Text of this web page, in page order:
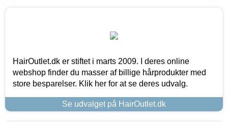
HairOutlet.dk er stiftet i marts 2009. I deres online
webshop finder du masser af billige hårprodukter med
store besparelser. Klik her for at se deres udvalg.
Se udvalget på HairOutlet.dk